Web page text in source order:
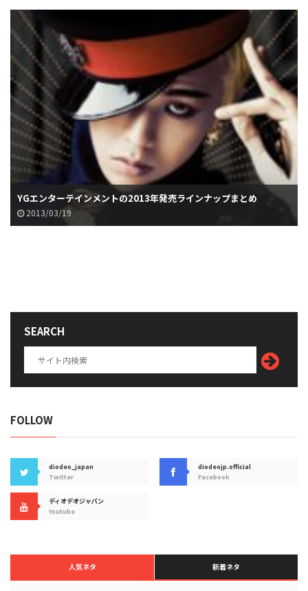
YGエンターテインメントの2013年発売ラインナップまとめ
2013/03/19
SEARCH
FOLLOW
diodeo_japan
Twitter
diodeojp.official
Facebook
ディオデオジャパン
Youtube
人気ネタ 新着ネタ